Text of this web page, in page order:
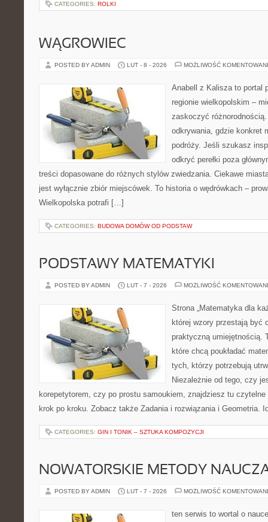
CATEGORIES: ROLKI
WĄGROWIEC
POSTED BY ADMIN LUT - 8 - 2026 MOŻLIWOŚĆ
Anabell z Kalisza to portal
regionie wielkopolskim –
zaskoczyć
odkrywania, gdzie konkret
podróży. Jeśli szukasz
odkryć perełki poza
treści dopasowane do różnych stylów zwiedzania. Ciekawe
jest wyłącznie zbiór miejscówek. To historia o wędrówkach –
Wielkopolska potrafi […]
CATEGORIES: BUDOWA DOMÓW OD PODSTAW
PODSTAWY MATEMATYKI
POSTED BY ADMIN LUT - 7 - 2026 MOŻLIWOŚĆ
Strona „Matematyka dla
której wzory przestają być
praktyczną umiejętnością.
które chcą poukładać
tych, którzy potrzebują
Niezależnie od tego, czy
korepetytorem, czy po prostu samoukiem, znajdziesz tu czytelne
krok po kroku. Zobacz także Zadania i rozwiązania i Geometria.
CATEGORIES: GIN I TONIK – SZTUKA KOMPOZYCJI
NOWATORSKIE METODY
POSTED BY ADMIN LUT - 7 - 2026 MOŻLIWOŚĆ
ten serwis to wortal o